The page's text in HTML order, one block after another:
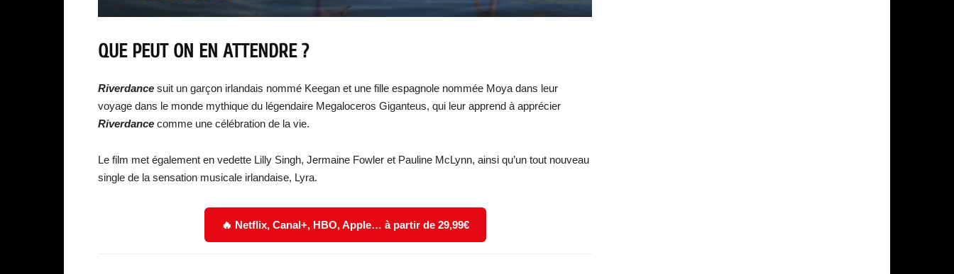
QUE PEUT ON EN ATTENDRE ?
Riverdance suit un garçon irlandais nommé Keegan et une fille espagnole nommée Moya dans leur
voyage dans le monde mythique du légendaire Megaloceros Giganteus, qui leur apprend à apprécier
Riverdance comme une célébration de la vie.
Le film met également en vedette Lilly Singh, Jermaine Fowler et Pauline McLynn, ainsi qu’un tout nouveau
single de la sensation musicale irlandaise, Lyra.
🔥 Netflix, Canal+, HBO, Apple… à partir de 29,99€